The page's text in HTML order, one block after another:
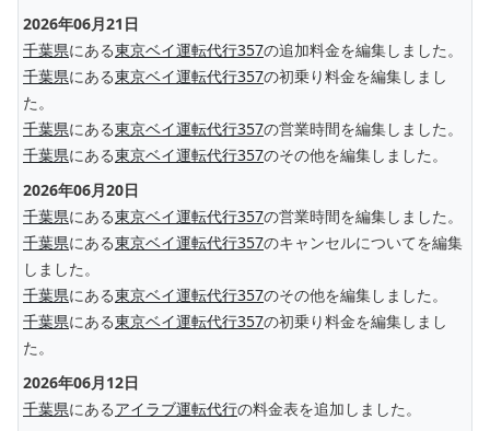
2026年06月21日
千葉県にある東京ベイ運転代行357の追加料金を編集しました。
千葉県にある東京ベイ運転代行357の初乗り料金を編集しまし
た。
千葉県にある東京ベイ運転代行357の営業時間を編集しました。
千葉県にある東京ベイ運転代行357のその他を編集しました。
2026年06月20日
千葉県にある東京ベイ運転代行357の営業時間を編集しました。
千葉県にある東京ベイ運転代行357のキャンセルについてを編集
しました。
千葉県にある東京ベイ運転代行357のその他を編集しました。
千葉県にある東京ベイ運転代行357の初乗り料金を編集しまし
た。
2026年06月12日
千葉県にあるアイラブ運転代行の料金表を追加しました。